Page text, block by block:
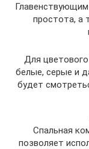
простота, а
Для
белые, серые и
будет
Спальная
позволяет